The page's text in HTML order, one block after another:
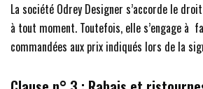
La société Odrey Designer s’accorde le
à tout moment. Toutefois, elle s’engage à
commandées aux prix indiqués lors de la